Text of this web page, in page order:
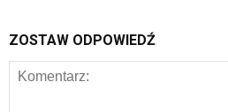
ZOSTAW ODPOWIEDŹ